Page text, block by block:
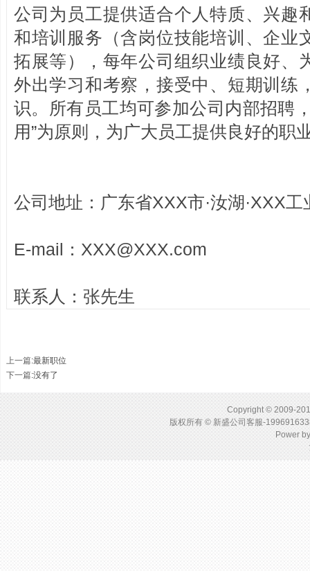
公司为员工提供适合个人特质、兴趣
和培训服务（含岗位技能培训、企业
拓展等），每年公司组织业绩良好、
外出学习和考察，接受中、短期训练
识。所有员工均可参加公司内部招聘
用”为原则，为广大员工提供良好的职
公司地址：广东省XXX市·汝湖·XXX
E-mail： XXX@XXX.com
联系人：张先生
上一篇:最新职位
下一篇:没有了
Copyright © 2009-
版权所有 © 新盛公司客服-
Power